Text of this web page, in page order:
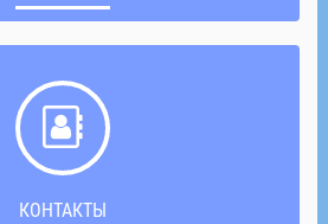
КОНТАКТЫ